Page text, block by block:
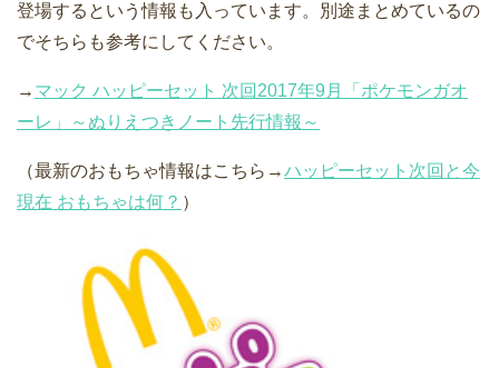
登場するという情報も入っています。別途まとめているの
でそちらも参考にしてください。
→ マック ハッピーセット 次回2017年9月「ポケモンガオ
ーレ」～ぬりえつきノート先行情報～
（最新のおもちゃ情報はこちら→ハッピーセット次回と今
現在 おもちゃは何？ ）